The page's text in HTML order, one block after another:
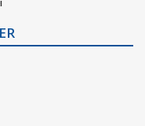
seçiminizi yapınız.)
geçiniz. Artık biletiniz